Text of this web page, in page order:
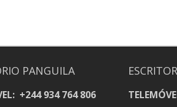
PANGUILA
+244 934 764 806